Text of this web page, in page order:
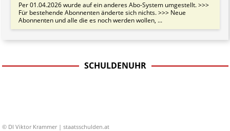
Per 01.04.2026 wurde auf ein anderes Abo-System umgestellt. >>>
Für bestehende Abonnenten änderte sich nichts. >>> Neue
Abonnenten und alle die es noch werden wollen, ...
SCHULDENUHR
© DI Viktor Krammer | staatsschulden.at